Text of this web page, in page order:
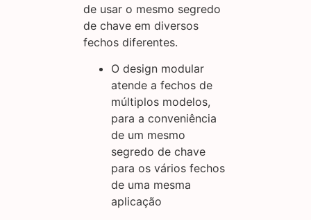
de usar o mesmo segredo
de chave em diversos
fechos diferentes.
O design modular
atende a fechos de
múltiplos modelos,
para a conveniência
de um mesmo
segredo de chave
para os vários fechos
de uma mesma
aplicação